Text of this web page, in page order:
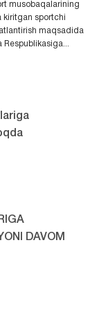
musobaqalarining
kiritgan sportchi
maqsadida
DAVOM